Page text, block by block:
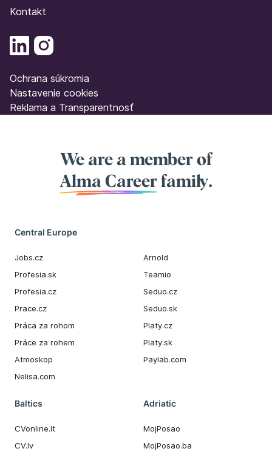
Kontakt
Ochrana súkromia
Nastavenie cookies
Reklama a Transparentnosť
We are a member of
Alma Career family.
Central Europe
Jobs.cz
Profesia.sk
Profesia.cz
Prace.cz
Práca za rohom
Práce za rohem
Atmoskop
Nelisa.com
Arnold
Teamio
Seduo.cz
Seduo.sk
Platy.cz
Platy.sk
Paylab.com
Baltics
CVonline.lt
CV.lv
Adriatic
MojPosao
MojPosao.ba